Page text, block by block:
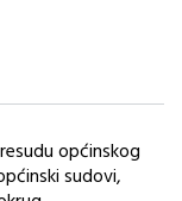
općinskog
sudovi,